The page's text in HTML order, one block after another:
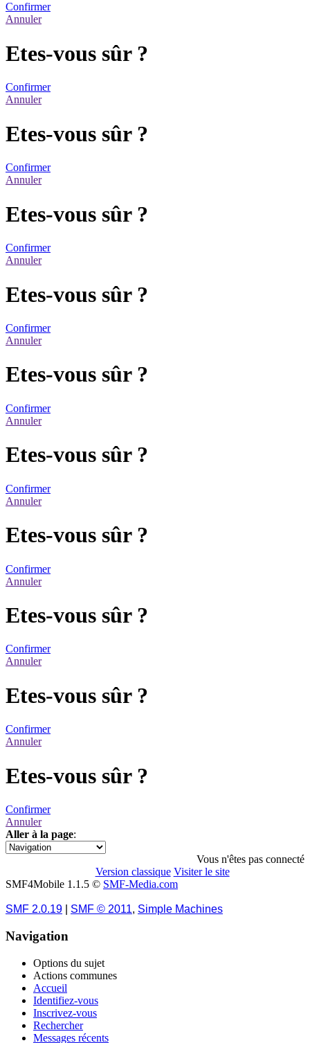
Confirmer
Annuler
Etes-vous sûr ?
Confirmer
Annuler
Etes-vous sûr ?
Confirmer
Annuler
Etes-vous sûr ?
Confirmer
Annuler
Etes-vous sûr ?
Confirmer
Annuler
Etes-vous sûr ?
Confirmer
Annuler
Etes-vous sûr ?
Confirmer
Annuler
Etes-vous sûr ?
Confirmer
Annuler
Etes-vous sûr ?
Confirmer
Annuler
Etes-vous sûr ?
Confirmer
Annuler
Etes-vous sûr ?
Confirmer
Annuler
Aller à la page:
1 2 »
Vous n'êtes pas connecté
Version classique Visiter le site
SMF4Mobile 1.1.5 © SMF-Media.com
SMF 2.0.19 SMF © 2011, Simple Machines
Navigation
Options du sujet
Actions communes
Accueil
Identifiez-vous
Inscrivez-vous
Rechercher
Messages récents